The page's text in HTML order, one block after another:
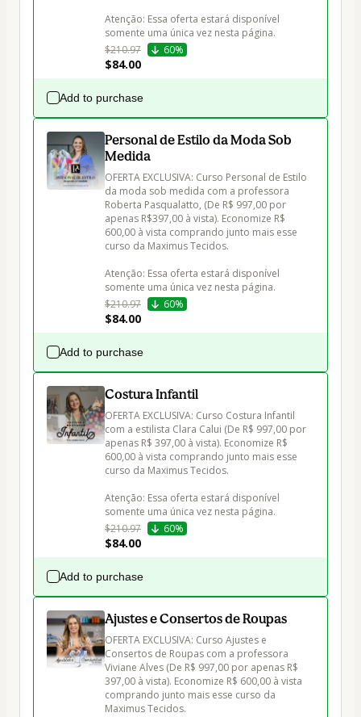
Atenção: Essa oferta estará disponível
$210.97
60%
$84.00
Add to purchase
Personal de Estilo da Moda Sob
Medida
OFERTA EXCLUSIVA: Curso Personal de Estilo
da moda sob medida com a professora
Roberta Pasqualatto, (De R$ 997,00 por
apenas R$397,00 à vista). Economize R$
600,00 à vista comprando junto mais esse
curso da Maximus Tecidos.
Atenção: Essa oferta estará disponível
$210.97
60%
$84.00
Add to purchase
Costura Infantil
OFERTA EXCLUSIVA: Curso Costura Infantil
com a estilista Clara Calui (De R$ 997,00 por
apenas R$ 397,00 à vista). Economize R$
600,00 à vista comprando junto mais esse
curso da Maximus Tecidos.
Atenção: Essa oferta estará disponível
somente uma única vez nesta página.
$210.97
60%
$84.00
Add to purchase
Ajustes e Consertos de Roupas
OFERTA EXCLUSIVA: Curso Ajustes e
Consertos de Roupas com a professora
Viviane Alves (De R$ 997,00 por apenas R$
397,00 à vista). Economize R$ 600,00 à vista
comprando junto mais esse curso da
Maximus Tecidos.